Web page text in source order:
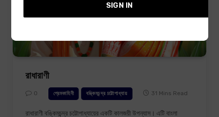
রাধারাণী
0 প্রেমকাহিনী বঙ্কিমচন্দ্র চট্টোপাধ্যায় 31 Mins Read
রাধারাণী বঙ্কিমচন্দ্র চট্টোপাধ্যায়ের একটি কালজয়ী উপন্যাস। এটি বাংলা
SIGN IN